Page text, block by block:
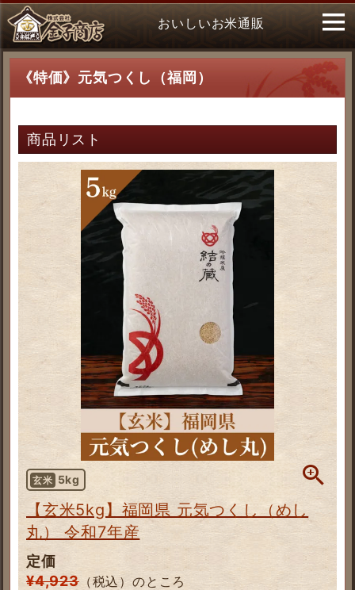
おいしいお米通販
《特価》元気つくし（福岡）
商品リスト
玄米 5kg
【玄米5kg】福岡県 元気つくし（めし
丸） 令和7年産
定価
¥4,923（税込）のところ